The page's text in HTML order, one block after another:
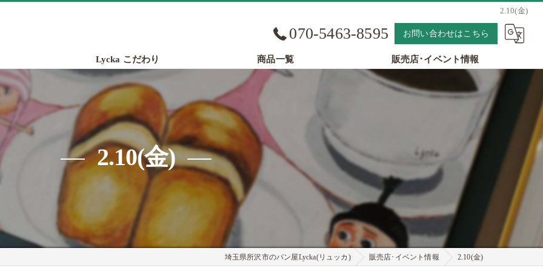
2.10(金)
070-5463-8595 お問い合わせはこちら
Lycka こだわり 商品一覧 販売店･イベント情報
2.10(金)
埼玉県所沢市のパン屋Lycka(リュッカ) 販売店･イベント情報 2.10(金)